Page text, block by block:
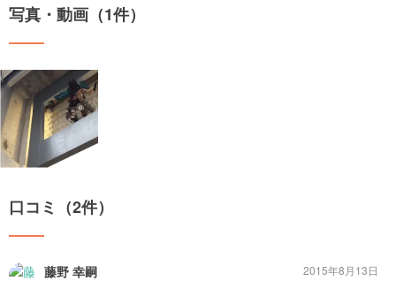
写真・動画（1件）
口コミ（2件）
藤野 幸嗣
2015年8月13日